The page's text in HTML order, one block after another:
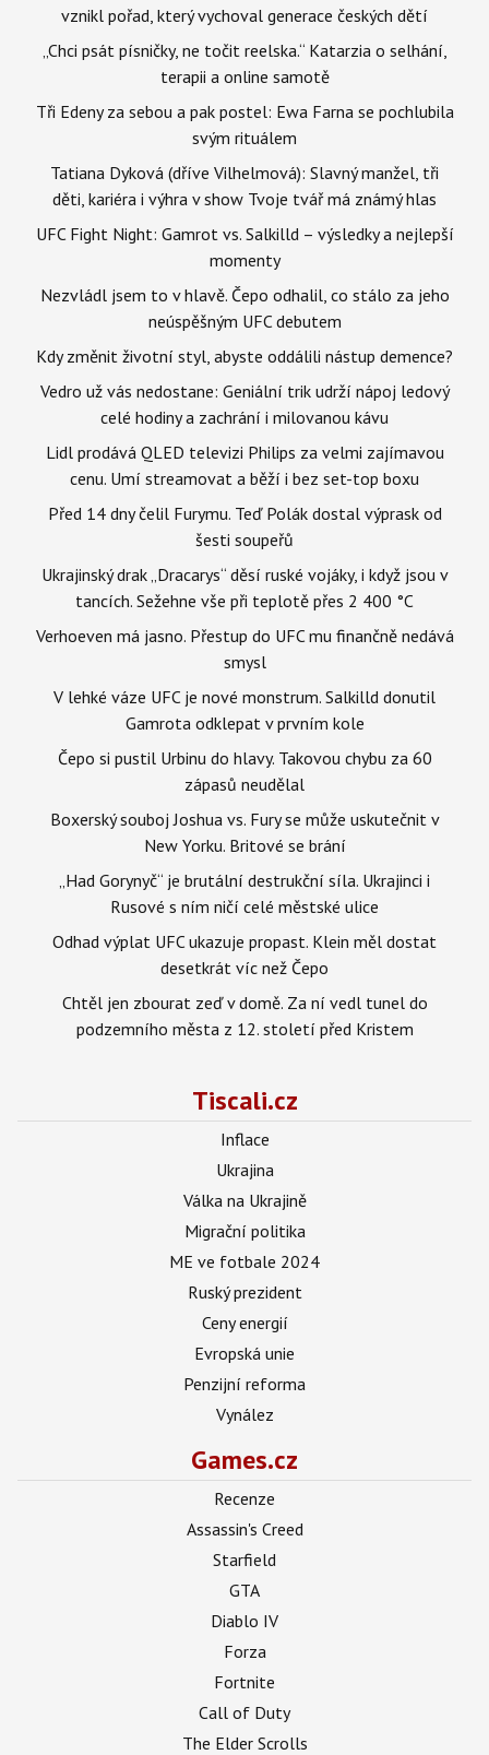
vznikl pořad, který vychoval generace českých dětí
„Chci psát písničky, ne točit reelska.“ Katarzia o selhání,
terapii a online samotě
Tři Edeny za sebou a pak postel: Ewa Farna se pochlubila
svým rituálem
Tatiana Dyková (dříve Vilhelmová): Slavný manžel, tři
děti, kariéra i výhra v show Tvoje tvář má známý hlas
UFC Fight Night: Gamrot vs. Salkilld – výsledky a nejlepší
momenty
Nezvládl jsem to v hlavě. Čepo odhalil, co stálo za jeho
neúspěšným UFC debutem
Kdy změnit životní styl, abyste oddálili nástup demence?
Vedro už vás nedostane: Geniální trik udrží nápoj ledový
celé hodiny a zachrání i milovanou kávu
Lidl prodává QLED televizi Philips za velmi zajímavou
cenu. Umí streamovat a běží i bez set-top boxu
Před 14 dny čelil Furymu. Teď Polák dostal výprask od
šesti soupeřů
Ukrajinský drak „Dracarys“ děsí ruské vojáky, i když jsou v
tancích. Sežehne vše při teplotě přes 2 400 °C
Verhoeven má jasno. Přestup do UFC mu finančně nedává
smysl
V lehké váze UFC je nové monstrum. Salkilld donutil
Gamrota odklepat v prvním kole
Čepo si pustil Urbinu do hlavy. Takovou chybu za 60
zápasů neudělal
Boxerský souboj Joshua vs. Fury se může uskutečnit v
New Yorku. Britové se brání
„Had Gorynyč“ je brutální destrukční síla. Ukrajinci i
Rusové s ním ničí celé městské ulice
Odhad výplat UFC ukazuje propast. Klein měl dostat
desetkrát víc než Čepo
Chtěl jen zbourat zeď v domě. Za ní vedl tunel do
podzemního města z 12. století před Kristem
Tiscali.cz
Inflace
Ukrajina
Válka na Ukrajině
Migrační politika
ME ve fotbale 2024
Ruský prezident
Ceny energií
Evropská unie
Penzijní reforma
Vynález
Games.cz
Recenze
Assassin's Creed
Starfield
GTA
Diablo IV
Forza
Fortnite
Call of Duty
The Elder Scrolls